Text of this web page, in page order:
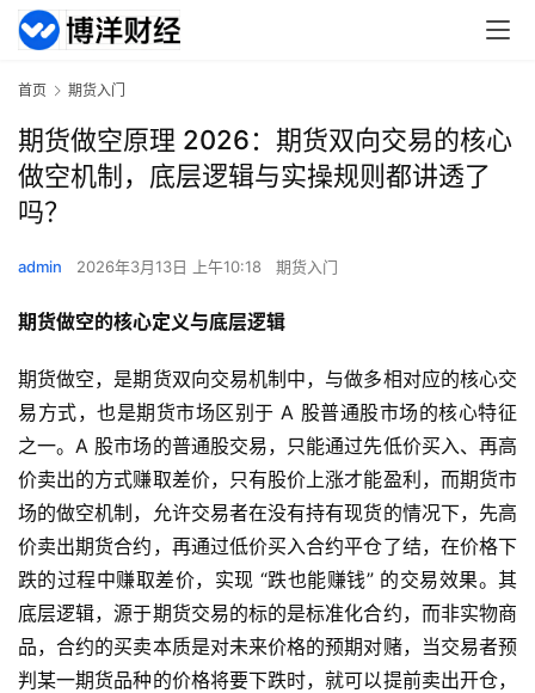
首页 期货入门
期货做空原理 2026：期货双向交易的核心
做空机制，底层逻辑与实操规则都讲透了
吗？
admin 2026年3月13日 上午10:18 期货入门
期货做空的核心定义与底层逻辑
期货做空，是期货双向交易机制中，与做多相对应的核心交
易方式，也是期货市场区别于 A 股普通股市场的核心特征
之一。A 股市场的普通股交易，只能通过先低价买入、再高
价卖出的方式赚取差价，只有股价上涨才能盈利，而期货市
场的做空机制，允许交易者在没有持有现货的情况下，先高
价卖出期货合约，再通过低价买入合约平仓了结，在价格下
跌的过程中赚取差价，实现 “跌也能赚钱” 的交易效果。其
底层逻辑，源于期货交易的标的是标准化合约，而非实物商
品，合约的买卖本质是对未来价格的预期对赌，当交易者预
判某一期货品种的价格将要下跌时，就可以提前卖出开仓，